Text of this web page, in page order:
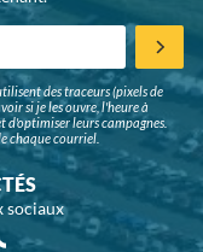
des traceurs (pixels de
si je les ouvre, l'heure à
d'optimiser leurs campagnes.
chaque courriel.
sociaux